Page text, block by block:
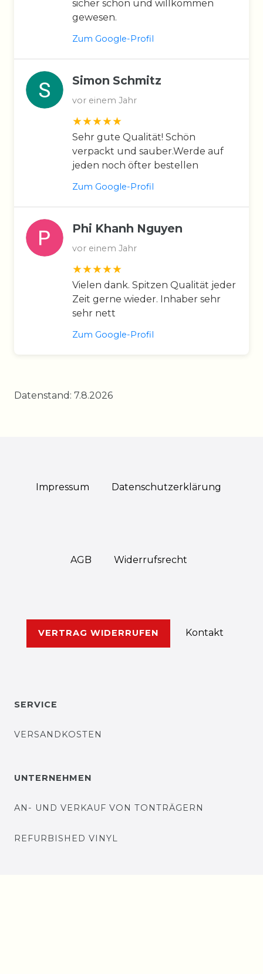
sicher schon und willkommen
gewesen.
Zum Google-Profil
Simon Schmitz
vor einem Jahr
Sehr gute Qualität! Schön
verpackt und sauber.Werde auf
jeden noch öfter bestellen
Zum Google-Profil
Phi Khanh Nguyen
vor einem Jahr
Vielen dank. Spitzen Qualität jeder
Zeit gerne wieder. Inhaber sehr
sehr nett
Zum Google-Profil
Datenstand: 7.8.2026
Impressum Daten­schutz­erklärung
AGB Widerrufs­recht
VERTRAG WIDERRUFEN Kontakt
SERVICE
VERSANDKOSTEN
UNTERNEHMEN
AN- UND VERKAUF VON TONTRÄGERN
REFURBISHED VINYL